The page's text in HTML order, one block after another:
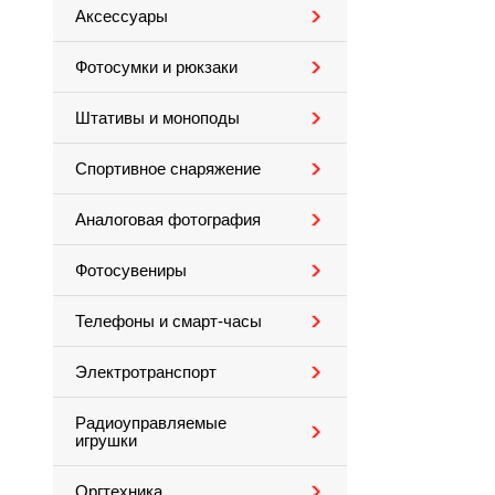
Аксессуары
Фотосумки и рюкзаки
Штативы и моноподы
Спортивное снаряжение
Аналоговая фотография
Фотосувениры
Телефоны и смарт-часы
Электротранспорт
Радиоуправляемые
игрушки